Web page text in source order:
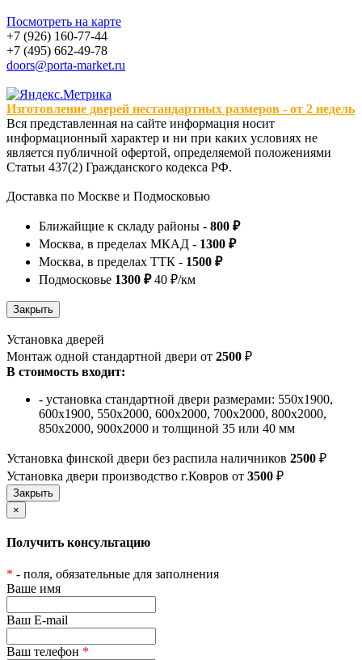
Посмотреть на карте
+7 (926) 160-77-44
+7 (495) 662-49-78
doors@porta-market.ru
Изготовление дверей нестандартных размеров - от 2 недель
Вся представленная на сайте информация носит
информационный характер и ни при каких условиях не
является публичной офертой, определяемой положениями
Статьи 437(2) Гражданского кодекса РФ.
Доставка по Москве и Подмосковью
Ближайщие к складу районы - 800 ₽
Москва, в пределах МКАД - 1300 ₽
Москва, в пределах ТТК - 1500 ₽
Подмосковье 1300 ₽40 ₽/км
Установка дверей
Монтаж одной стандартной двери от 2500 ₽
В стоимость входит:
- установка стандартной двери размерами: 550х1900,
600х1900, 550х2000, 600х2000, 700х2000, 800х2000,
850х2000, 900х2000 и толщиной 35 или 40 мм
Установка финской двери без распила наличников 2500 ₽
Установка двери производство г.Ковров от 3500 ₽
×
Получить консультацию
* - поля, обязательные для заполнения
Ваше имя
Ваш E-mail
Ваш телефон *